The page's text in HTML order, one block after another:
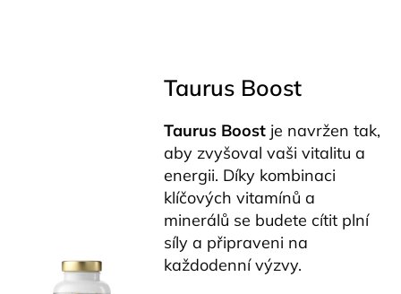
Taurus Boost
Taurus Boostje navržen tak,
aby zvyšoval vaši vitalitu a
energii. Díky kombinaci
klíčových vitamínů a
minerálů se budete cítit plní
síly a připraveni na
každodenní výzvy.